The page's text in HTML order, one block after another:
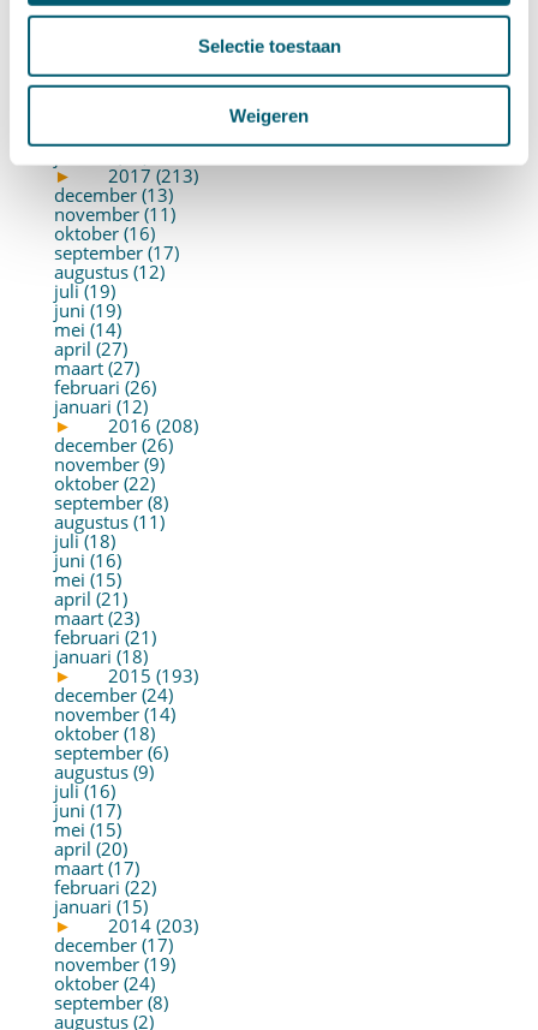
Selectie toestaan
Weigeren
augustus (2)
mei (19)
februari (14)
►
2017 (213)
december (13)
november (11)
oktober (16)
september (17)
augustus (12)
juli (19)
juni (19)
mei (14)
april (27)
maart (27)
februari (26)
januari (12)
►
2016 (208)
december (26)
november (9)
oktober (22)
september (8)
augustus (11)
juli (18)
juni (16)
mei (15)
april (21)
maart (23)
februari (21)
januari (18)
►
2015 (193)
december (24)
november (14)
oktober (18)
september (6)
augustus (9)
juli (16)
juni (17)
mei (15)
april (20)
maart (17)
februari (22)
januari (15)
►
2014 (203)
december (17)
november (19)
oktober (24)
september (8)
augustus (2)